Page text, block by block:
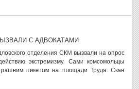
С АДВОКАТАМИ
отделения СКМ вызвали на опрос
экстремизму. Сами комсомольцы
пикетом на площади Труда. Скан